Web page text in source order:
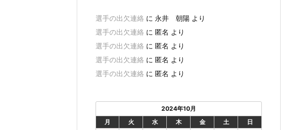
選手の出欠連絡 に 永井 朝陽 より
選手の出欠連絡 に 匿名 より
選手の出欠連絡 に 匿名 より
選手の出欠連絡 に 匿名 より
選手の出欠連絡 に 匿名 より
2024年10月
月
火 水 木 金 土
日